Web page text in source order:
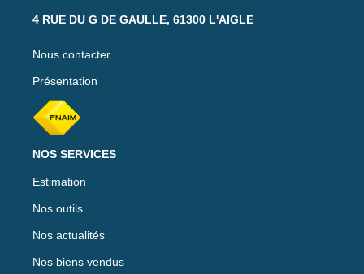
4 RUE DU G DE GAULLE, 61300 L'AIGLE
Nous contacter
Présentation
NOS SERVICES
Estimation
Nos outils
Nos actualités
Nos biens vendus